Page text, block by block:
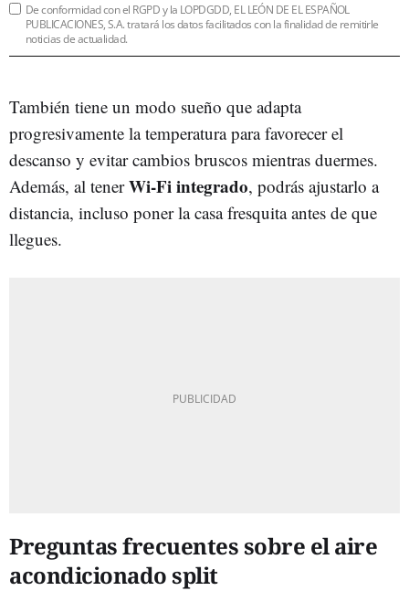
De conformidad con el RGPD y la LOPDGDD, EL LEÓN DE EL ESPAÑOL
PUBLICACIONES, S.A. tratará los datos facilitados con la finalidad de remitirle
noticias de actualidad.
También tiene un modo sueño que adapta
progresivamente la temperatura para favorecer el
descanso y evitar cambios bruscos mientras duermes.
Además, al tenerWi-Fi integrado, podrás ajustarlo a
distancia, incluso poner la casa fresquita antes de que
llegues.
Preguntas frecuentes sobre el aire
acondicionado split